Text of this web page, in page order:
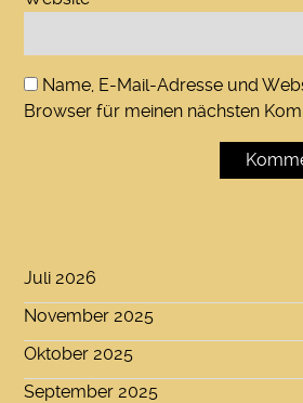
Name, E-Mail-Adresse und
Browser für meinen nächsten
Juli 2026
November 2025
Oktober 2025
September 2025